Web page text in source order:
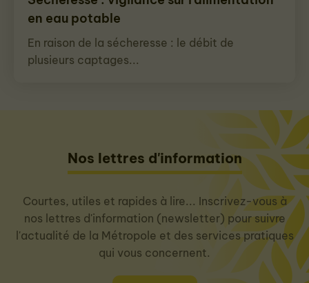
en eau potable
En raison de la sécheresse : le débit de
plusieurs captages...
Nos lettres d'information
Courtes, utiles et rapides à lire... Inscrivez-vous à
nos lettres d'information (newsletter) pour suivre
l'actualité de la Métropole et des services pratiques
qui vous concernent.